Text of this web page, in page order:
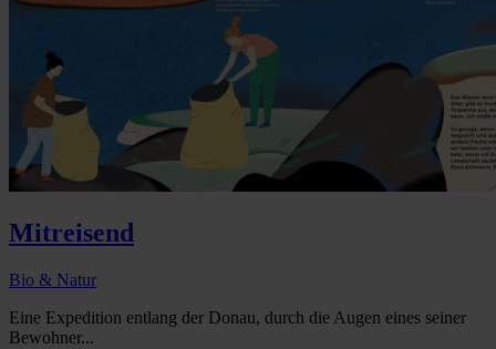
Mitreisend
Bio & Natur
Eine Expedition entlang der Donau, durch die Augen eines seiner
Bewohner...